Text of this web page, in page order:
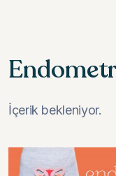
İçerik bekleniyor.